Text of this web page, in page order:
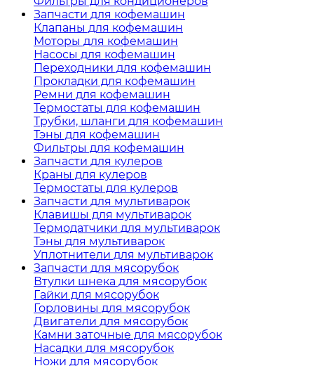
Запчасти для кофемашин
Клапаны для кофемашин
Моторы для кофемашин
Насосы для кофемашин
Переходники для кофемашин
Прокладки для кофемашин
Ремни для кофемашин
Термостаты для кофемашин
Трубки, шланги для кофемашин
Тэны для кофемашин
Фильтры для кофемашин
Запчасти для кулеров
Краны для кулеров
Термостаты для кулеров
Запчасти для мультиварок
Клавишы для мультиварок
Термодатчики для мультиварок
Тэны для мультиварок
Уплотнители для мультиварок
Запчасти для мясорубок
Втулки шнека для мясорубок
Гайки для мясорубок
Горловины для мясорубок
Двигатели для мясорубок
Камни заточные для мясорубок
Насадки для мясорубок
Ножи для мясорубок